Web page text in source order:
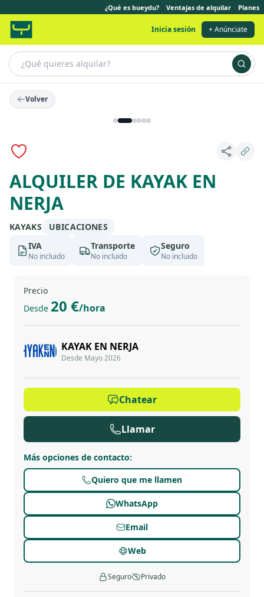
¿Qué es bueydu? Ventajas de alquilar Planes
Inicia sesión + Anúnciate
Volver
ALQUILER DE KAYAK EN
NERJA
KAYAKS
UBICACIONES
IVA
No incluido
Transporte
No incluido
Seguro
No incluido
Precio
Desde 20 €/hora
KAYAK EN NERJA
Desde Mayo 2026
Chatear
Llamar
Más opciones de contacto:
Quiero que me llamen
WhatsApp
Email
Web
Seguro Privado